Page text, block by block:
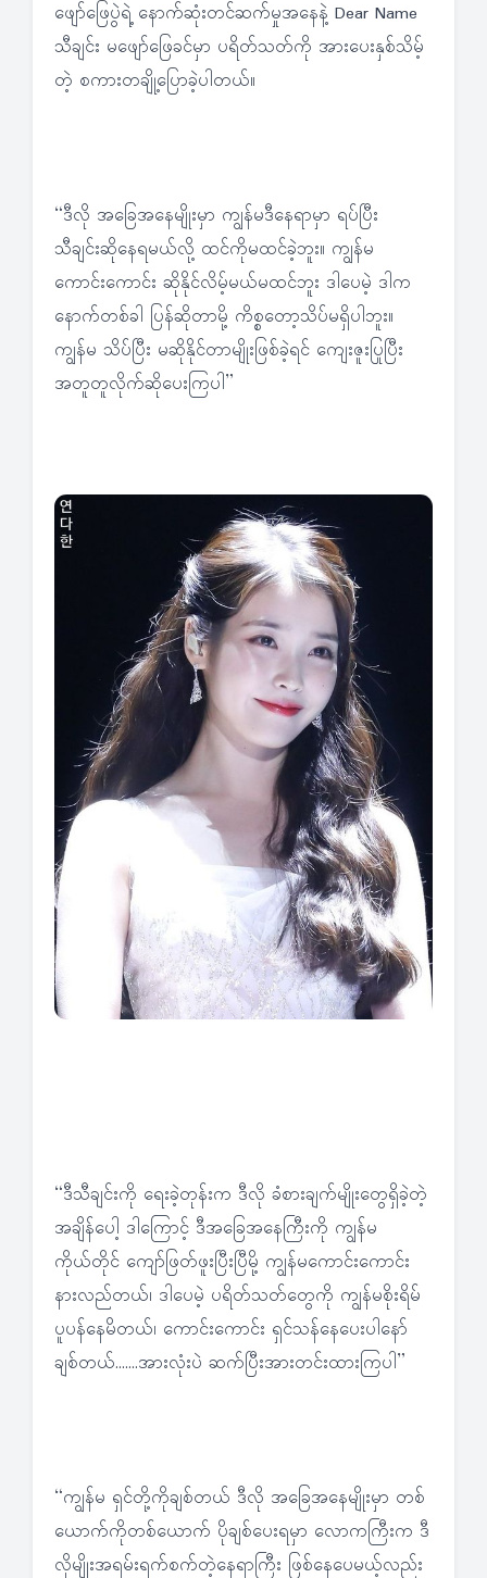
ဖျော်ဖြေပွဲရဲ့ နောက်ဆုံးတင်ဆက်မှုအနေနဲ့ Dear Name
သီချင်း မဖျော်ဖြေခင်မှာ ပရိတ်သတ်ကို အားပေးနှစ်သိမ့်
တဲ့ စကားတချို့ပြောခဲ့ပါတယ်။
“ဒီလို အခြေအနေမျိုးမှာ ကျွန်မဒီနေရာမှာ ရပ်ပြီး
သီချင်းဆိုနေရမယ်လို့ ထင်ကိုမထင်ခဲ့ဘူး။ ကျွန်မ
ကောင်းကောင်း ဆိုနိုင်လိမ့်မယ်မထင်ဘူး ဒါပေမဲ့ ဒါက
နောက်တစ်ခါ ပြန်ဆိုတာမို့ ကိစ္စတော့သိပ်မရှိပါဘူး။
ကျွန်မ သိပ်ပြီး မဆိုနိုင်တာမျိုးဖြစ်ခဲ့ရင် ကျေးဇူးပြုပြီး
အတူတူလိုက်ဆိုပေးကြပါ”
“ဒီသီချင်းကို ရေးခဲ့တုန်းက ဒီလို ခံစားချက်မျိုးတွေရှိခဲ့တဲ့
အချိန်ပေါ့ ဒါကြောင့် ဒီအခြေအနေကြီးကို ကျွန်မ
ကိုယ်တိုင် ကျော်ဖြတ်ဖူးပြီးပြီမို့ ကျွန်မကောင်းကောင်း
နားလည်တယ်၊ ဒါပေမဲ့ ပရိတ်သတ်တွေကို ကျွန်မစိုးရိမ်
ပူပန်နေမိတယ်၊ ကောင်းကောင်း ရှင်သန်နေပေးပါနော်
ချစ်တယ်…….အားလုံးပဲ ဆက်ပြီးအားတင်းထားကြပါ”
“ကျွန်မ ရှင်တို့ကိုချစ်တယ် ဒီလို အခြေအနေမျိုးမှာ တစ်
ယောက်ကိုတစ်ယောက် ပိုချစ်ပေးရမှာ လောကကြီးက ဒီ
လိုမျိုးအရမ်းရက်စက်တဲ့နေရာကြီး ဖြစ်နေပေမယ့်လည်း